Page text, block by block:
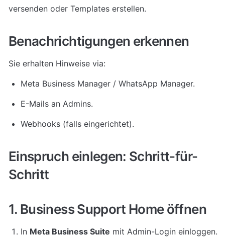
versenden oder Templates erstellen.
Benachrichtigungen erkennen
Sie erhalten Hinweise via:
Meta Business Manager / WhatsApp Manager.
E-Mails an Admins.
Webhooks (falls eingerichtet).
Einspruch einlegen: Schritt-für-
Schritt
1. Business Support Home öffnen
In Meta Business Suite mit Admin-Login einloggen.